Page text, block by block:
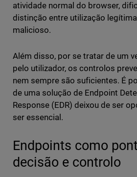
atividade normal do browser,
distinção entre utilização
malicioso.
Além disso, por se tratar de um
pelo utilizador, os controlos
nem sempre são suficientes. É
de uma solução de Endpoint
Response (EDR) deixou de ser
ser essencial.
Endpoints como
decisão e controlo